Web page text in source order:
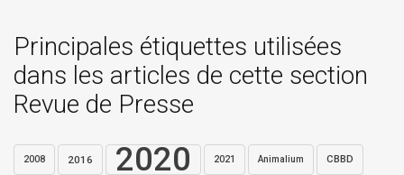
Principales étiquettes utilisées
dans les articles de cette section
Revue de Presse
2008 2016 2020 2021 Animalium CBBD